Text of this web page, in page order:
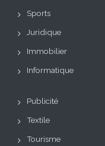
Sports
Juridique
Immobilier
Informatique
Publicité
Textile
Tourisme